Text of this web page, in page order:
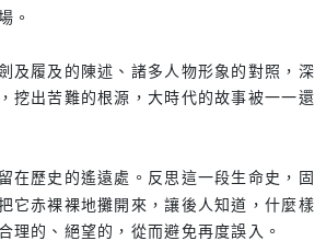
。
及履及的陳述、諸多人物形象的對照，深
挖出苦難的根源，大時代的故事被一一還
在歷史的遙遠處。反思這一段生命史，固
它赤裸裸地攤開來，讓後人知道，什麼樣
理的、絕望的，從而避免再度誤入。